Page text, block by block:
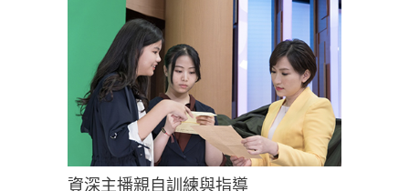
資深主播親自訓練與指導